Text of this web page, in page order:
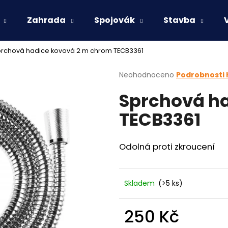
Zahrada Spojovák Stavba
hadice kovová 2 m chrom TECB3361
Průměrné
produktu
je
0,0
hvězdiček.
Neohodnoceno Podrobnosti
Sprchová
TECB3361
Odolná proti zkroucení
Skladem (>5 ks)
250 Kč
Co potřebujete najít?
HLEDAT
Doporučujeme